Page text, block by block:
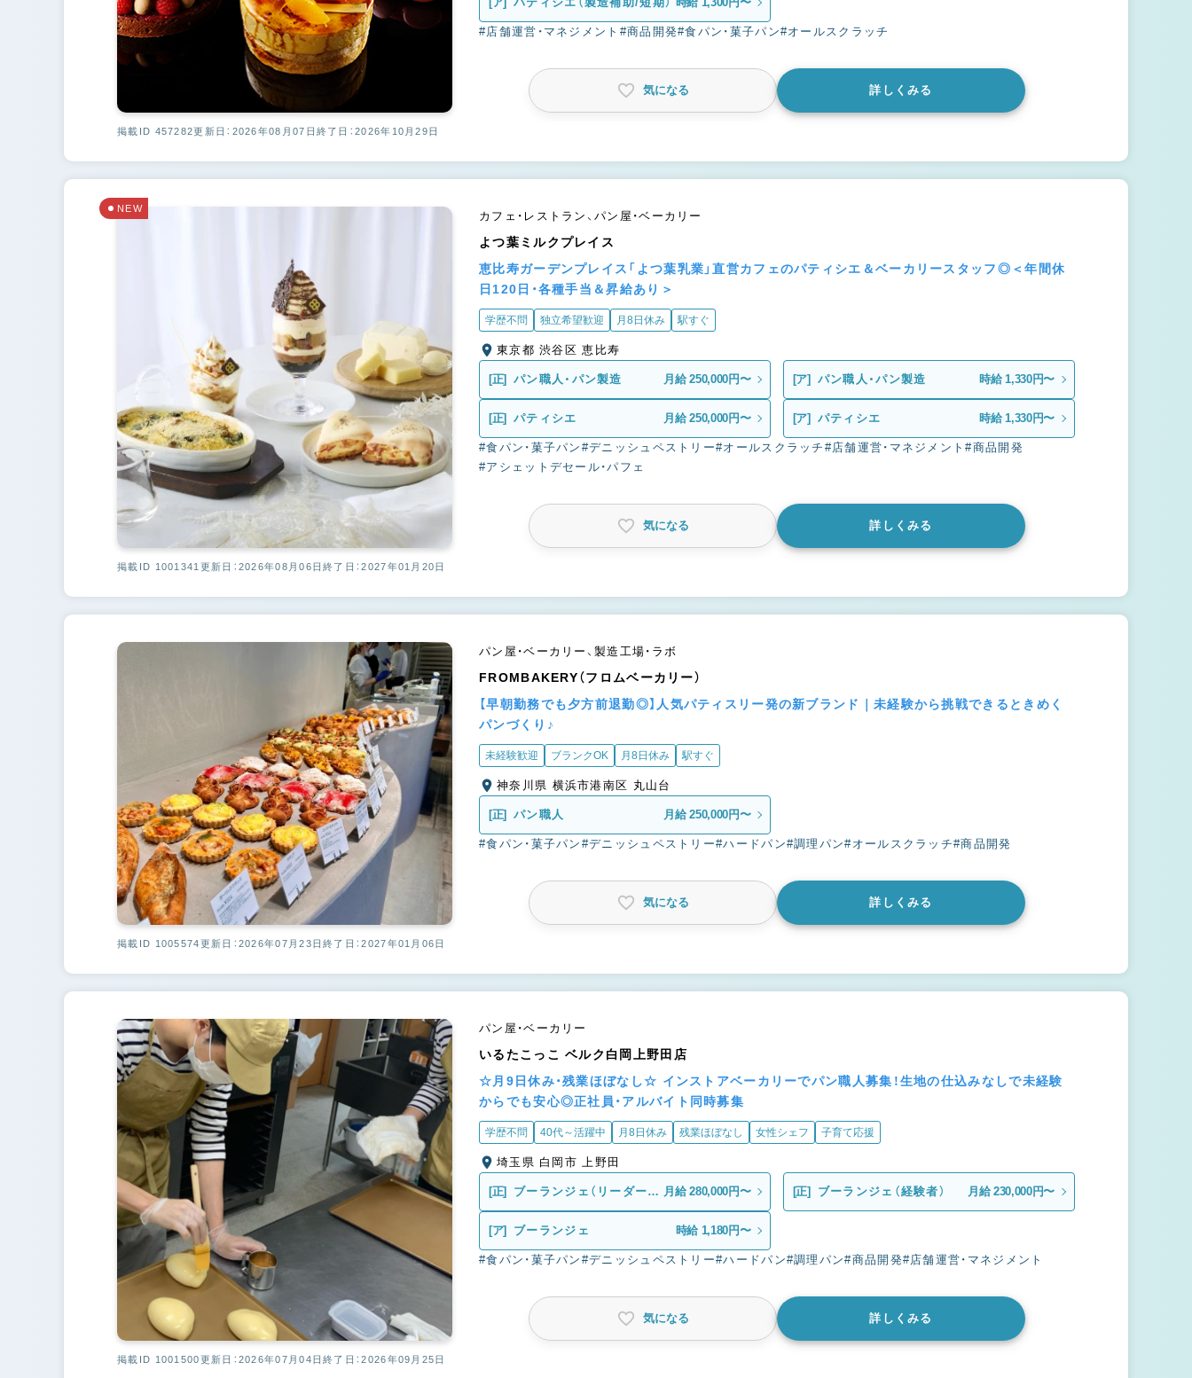
#店舗運営・マネジメント #商品開発#食パン・菓子パン#オールスクラッチ
気になる 詳しくみる
掲載ID 457282更新日：2026年08月07日 終了日：2026年10月29日
カフェ・レストラン、パン屋・ベーカリー
よつ葉ミルクプレイス
恵比寿ガーデンプレイス「よつ葉乳業」直営カフェのパティシエ＆ベーカリースタッフ◎＜年間休
日120日・各種手当＆昇給あり＞
NEW
学歴不問 独立希望歓迎 月8日休み 駅すぐ
東京都 渋谷区 恵比寿
[正] パン職人・パン製造 月給 250,000円〜 [ア] パン職人・パン製造 時給 1,330円〜
[正] パティシエ 月給 250,000円〜 [ア] パティシエ 時給 1,330円〜
#食パン・菓子パン #デニッシュペストリー#オールスクラッチ #店舗運営・マネジメント#商品開発
#アシェットデセール・パフェ
気になる 詳しくみる
掲載ID 1001341 更新日：2026年08月06日終了日：2027年01月20日
パン屋・ベーカリー、製造工場・ラボ
FROMBAKERY（フロムベーカリー）
【早朝勤務でも夕方前退勤◎】人気パティスリー発の新ブランド｜未経験から挑戦できるときめく
パンづくり♪
未経験歓迎 ブランクOK 月8日休み 駅すぐ
神奈川県 横浜市港南区 丸山台
[正] パン職人 月給 250,000円〜
#食パン・菓子パン #デニッシュペストリー#ハードパン#調理パン#オールスクラッチ#商品開発
気になる 詳しくみる
掲載ID 1005574更新日：2026年07月23日終了日：2027年01月06日
パン屋・ベーカリー
いるたこっこ ベルク白岡上野田店
☆月9日休み・残業ほぼなし☆ インストアベーカリーでパン職人募集！生地の仕込みなしで未経験
からでも安心◎正社員・アルバイト同時募集
学歴不問 40代～活躍中 月8日休み 残業ほぼなし 女性シェフ 子育て応援
埼玉県 白岡市 上野田
[正]
ブーランジェ（リーダー候
補）
月給 280,000円〜 [正] ブーランジェ（経験者） 月給 230,000円〜
[ア] ブーランジェ 時給 1,180円〜
#食パン・菓子パン #デニッシュペストリー#ハードパン#調理パン#商品開発#店舗運営・マネジメント
気になる 詳しくみる
掲載ID 1001500更新日：2026年07月04日終了日：2026年09月25日